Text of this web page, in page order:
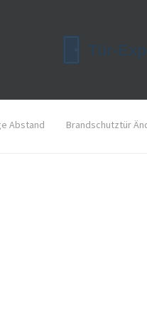
Abstand Brandschutztür